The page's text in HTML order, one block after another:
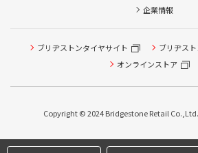
企業情報
ブリヂストンタイヤサイト
ブリヂス
オンラインストア
Copyright © 2024 Bridgestone Retail
タイヤ点検・安全点検/タイヤ履き替え
ピット作業の予約
本日のタイヤ履き替え順番待ち予約 ※